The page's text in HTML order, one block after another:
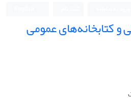
و کتابخانه‌های عمومی